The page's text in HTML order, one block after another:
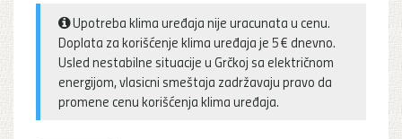
Upotreba klima uređaja nije uracunata u cenu.
Doplata za korišćenje klima uređaja je 5€ dnevno.
Usled nestabilne situacije u Grčkoj sa električnom
energijom, vlasicni smeštaja zadržavaju pravo da
promene cenu korišćenja klima uređaja.